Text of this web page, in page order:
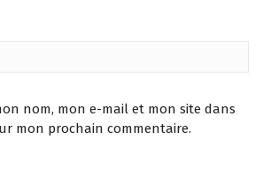
nom, mon e-mail et mon site dans
mon prochain commentaire.